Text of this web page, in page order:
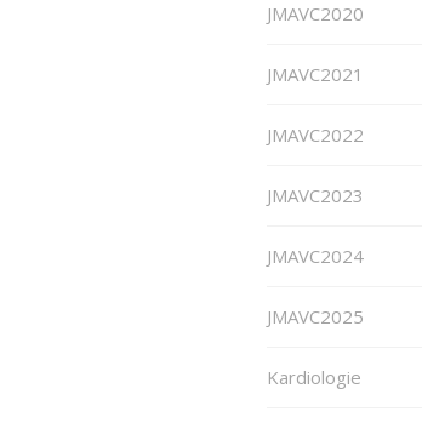
JMAVC2020
JMAVC2021
JMAVC2022
JMAVC2023
JMAVC2024
JMAVC2025
Kardiologie